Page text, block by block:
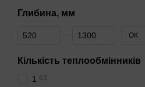
Глибина, мм
Від Глибина, мм
До Глибина, мм ОК
Кількість теплообмінників
1 63